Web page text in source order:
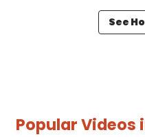
See
Popular Videos